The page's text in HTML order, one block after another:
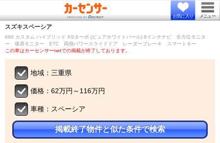
お気に入り メニュー
スズキスペーシア
660 カスタム ハイブリッド XSターボ (ピュアホワイトパール) 8インチナビ 全方位モニタ
ー 後席モニター ETC 両側パワースライドドア レーダーブレーキ スマートキー
この車はカーセンサーnetでの掲載が終了しております。
地域：三重県
価格：62万円～116万円
車種：スペーシア
掲載終了物件と似た条件で検索